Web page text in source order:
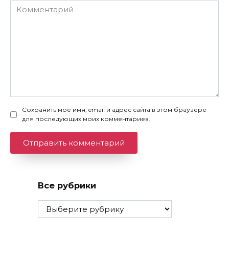
Комментарий
Сохранить моё имя, email и адрес сайта в этом браузере
для последующих моих комментариев.
Все рубрики
Все
рубрики